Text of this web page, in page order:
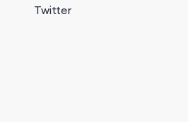
Twitter